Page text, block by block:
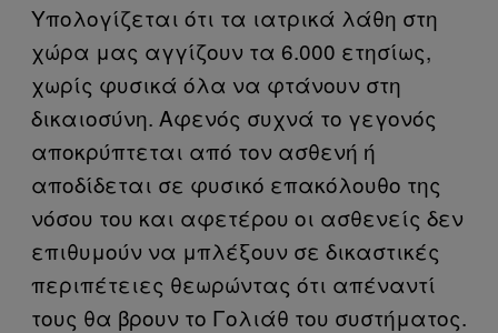
Υπολογίζεται ότι τα ιατρικά λάθη στη
χώρα μας αγγίζουν τα 6.000 ετησίως,
χωρίς φυσικά όλα να φτάνουν στη
δικαιοσύνη. Αφενός συχνά το γεγονός
αποκρύπτεται από τον ασθενή ή
αποδίδεται σε φυσικό επακόλουθο της
νόσου του και αφετέρου οι ασθενείς δεν
επιθυμούν να μπλέξουν σε δικαστικές
περιπέτειες θεωρώντας ότι απέναντί
τους θα βρουν το Γολιάθ του συστήματος.